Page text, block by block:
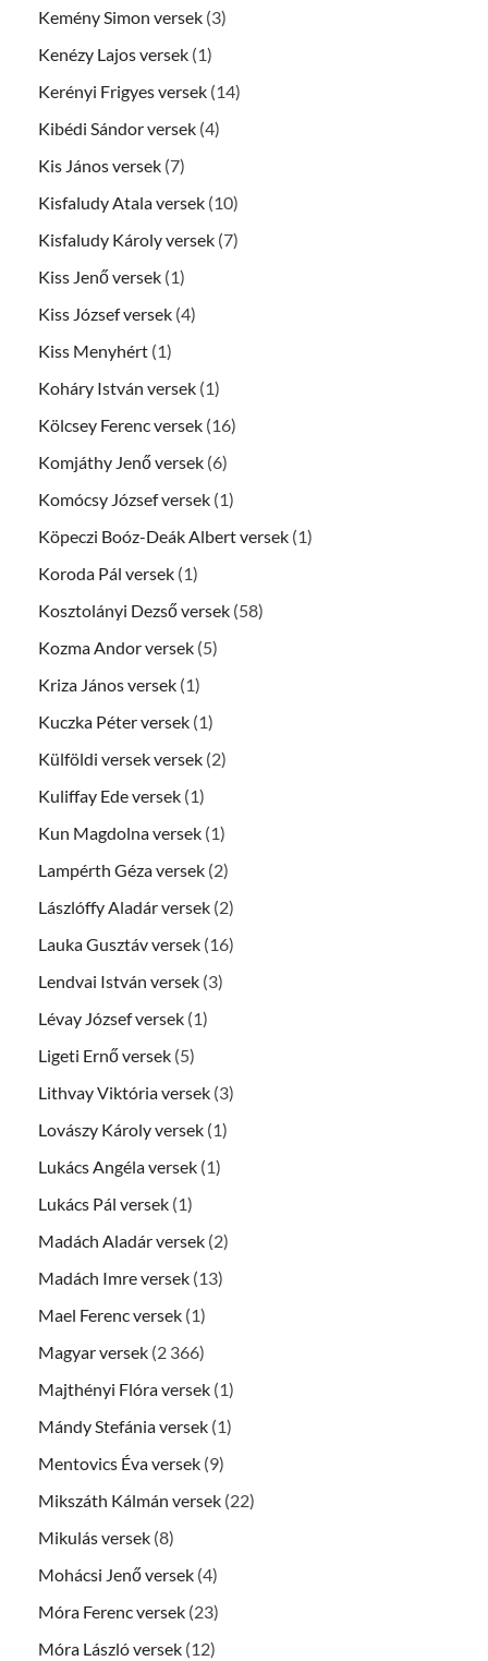
Kemény Simon versek (3)
Kenézy Lajos versek (1)
Kerényi Frigyes versek (14)
Kibédi Sándor versek (4)
Kis János versek (7)
Kisfaludy Atala versek (10)
Kisfaludy Károly versek (7)
Kiss Jenő versek (1)
Kiss József versek (4)
Kiss Menyhért (1)
Koháry István versek (1)
Kölcsey Ferenc versek (16)
Komjáthy Jenő versek (6)
Komócsy József versek (1)
Köpeczi Boóz-Deák Albert versek (1)
Koroda Pál versek (1)
Kosztolányi Dezső versek (58)
Kozma Andor versek (5)
Kriza János versek (1)
Kuczka Péter versek (1)
Külföldi versek versek (2)
Kuliffay Ede versek (1)
Kun Magdolna versek (1)
Lampérth Géza versek (2)
Lászlóffy Aladár versek (2)
Lauka Gusztáv versek (16)
Lendvai István versek (3)
Lévay József versek (1)
Ligeti Ernő versek (5)
Lithvay Viktória versek (3)
Lovászy Károly versek (1)
Lukács Angéla versek (1)
Lukács Pál versek (1)
Madách Aladár versek (2)
Madách Imre versek (13)
Mael Ferenc versek (1)
Magyar versek (2 366)
Majthényi Flóra versek (1)
Mándy Stefánia versek (1)
Mentovics Éva versek (9)
Mikszáth Kálmán versek (22)
Mikulás versek (8)
Mohácsi Jenő versek (4)
Móra Ferenc versek (23)
Móra László versek (12)